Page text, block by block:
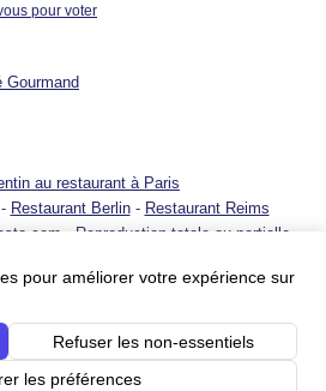
pour voter
Gourmand
au restaurant à Paris
Restaurant Berlin- Restaurant Reims
- Reproduction totale ou partielle
de votre restaurant-FAQ-FAQ
restaurant
du service pour les professionnels-Politique sur
sur SortirAuResto.com-SortirAuResto recrute
à Paris avec ParisGourmand
pour améliorer votre expérience sur
Refuser les non-essentiels
les préférences